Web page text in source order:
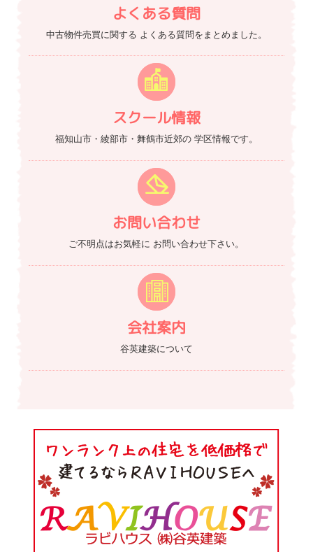
よくある質問
中古物件売買に関する よくある質問をまとめました。
スクール情報
福知山市・綾部市・舞鶴市近郊の学区情報です。
お問い合わせ
ご不明点はお気軽に お問い合わせ下さい。
会社案内
谷英建築について